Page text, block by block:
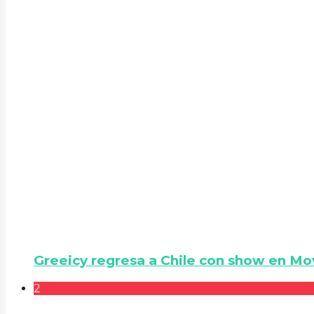
Greeicy regresa a Chile con show en
2